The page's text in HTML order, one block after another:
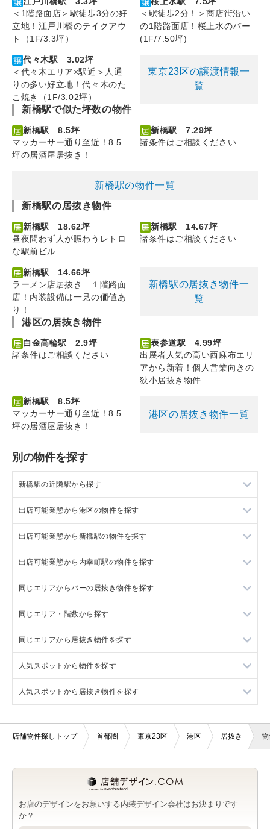
＜1階路面店＞駅徒歩3分の好
立地！江戸川橋のテイクアウ
ト（1F/3.3坪）
＜駅徒歩2分！＞商店街沿い
の1階路面店！桜上水のバー
(1F/7.50坪)
代々木駅 3.02坪
＜代々木エリア×駅近＞人通
りの多い好立地！代々木のた
こ焼き（1F/3.02坪）
東京23区の譲渡情報一
覧
新橋駅で似た坪数の物件
新橋駅 8.5坪
マッカーサー通り至近！8.5
坪の居酒屋居抜き！
新橋駅 7.29坪
諸条件はご相談ください
新橋駅の物件一覧
新橋駅の居抜き物件
新橋駅 18.62坪
昼夜問わず人が賑わうレトロ
な駅前ビル
新橋駅 14.67坪
諸条件はご相談ください
新橋駅 14.66坪
ラーメン店居抜き １階路面
店！内装設備は一見の価値あ
り！
新橋駅の居抜き物件一
覧
港区の居抜き物件
白金高輪駅 2.9坪
諸条件はご相談ください
表参道駅 4.99坪
出展者人気の高い西麻布エリ
アから新着！個人営業向きの
狭小居抜き物件
新橋駅 8.5坪
マッカーサー通り至近！8.5
坪の居酒屋居抜き！
港区の居抜き物件一覧
別の物件を探す
新橋駅の近隣駅から探す
有楽町駅の店舗物件・貸店舗・テナント一覧
浜松町駅の店舗物件・貸店舗・テナント一覧
汐留駅の店舗物件・貸店舗・テナント一覧
大門駅の店舗物件・貸店舗・テナント一覧
出店可能業態から港区の物件を探す
港区のバー・クラブを出店可能な店舗物件・貸店舗・テナント
出店可能業態から新橋駅の物件を探す
新橋駅のバー・クラブを出店可能な店舗物件・貸店舗・テナン
出店可能業態から内幸町駅の物件を探す
内幸町駅のバー・クラブを出店可能な店舗物件・貸店舗・テナ
覧
同じエリアからバーの居抜き物件を探す
港区のバーの居抜き店舗物件・貸店舗・テナント一覧
新橋駅のバーの居抜き店舗物件・貸店舗・テナント一覧
内幸町駅のバーの居抜き店舗物件・貸店舗・テナント一覧
銀座駅のバーの居抜き店舗物件・貸店舗・テナント一覧
虎ノ門駅のバーの居抜き店舗物件・貸店舗・テナント一覧
同じエリア・階数から探す
港区の地下の店舗物件・貸店舗・テナント一覧
新橋駅の地下の店舗物件・貸店舗・テナント一覧
内幸町駅の地下の店舗物件・貸店舗・テナント一覧
同じエリアから居抜き物件を探す
新橋駅の居抜き店舗物件・貸店舗・テナント一覧
内幸町駅の居抜き店舗物件・貸店舗・テナント一覧
汐留駅の居抜き店舗物件・貸店舗・テナント一覧
虎ノ門駅の居抜き店舗物件・貸店舗・テナント一覧
人気スポットから物件を探す
東京慈恵会医科大学近く（半径800m）の店舗物件・貸店舗・テ
人気スポットから居抜き物件を探す
舗・テナント一覧
店舗物件探しトップ
首都圏 東京23区 港区 居抜き
お店のデザインをお願いする内装デザイン会社はお決まりです
か？